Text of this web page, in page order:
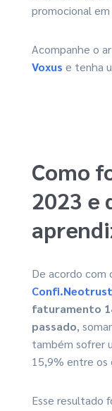
promocional
Acompanhe o
Voxus e tenha
Como
2023 e
De acordo com
Confi.Neotrust
faturamento
passado,
também sofrer
15,9% entre os
Esse resultado